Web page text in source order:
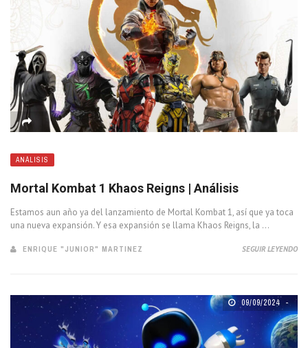
ANÁLISIS
Mortal Kombat 1 Khaos Reigns | Análisis
Estamos aun año ya del lanzamiento de Mortal Kombat 1, así que ya toca
una nueva expansión. Y esa expansión se llama Khaos Reigns, la ...
ENRIQUE "JUNIOR" MARTINEZ SEGUIR LEYENDO
09/09/2024